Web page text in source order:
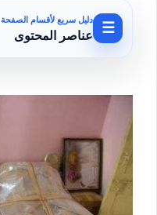
☰
دليل سريع لأقسام الصفحة
عناصر المحتوى